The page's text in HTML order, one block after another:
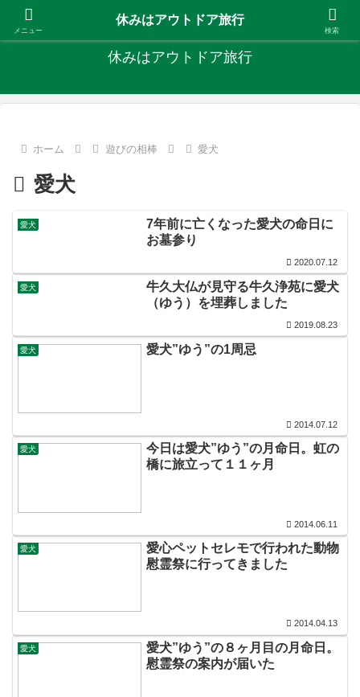
キャンプ、釣り、旅行など外遊びを楽しんでます
休みはアウトドア旅行
ホーム 遊びの相棒 愛犬
愛犬
愛犬
7年前に亡くなった愛犬の命日に
お墓参り
2020.07.12
愛犬
牛久大仏が見守る牛久浄苑に愛犬
（ゆう）を埋葬しました
2019.08.23
愛犬 愛犬”ゆう”の1周忌
2014.07.12
愛犬
今日は愛犬”ゆう”の月命日。虹の
橋に旅立って１１ヶ月
2014.06.11
愛犬
愛心ペットセレモで行われた動物
慰霊祭に行ってきました
2014.04.13
愛犬
愛犬”ゆう”の８ヶ月目の月命日。
慰霊祭の案内が届いた
メニュー
休みはアウトドア旅行
検索